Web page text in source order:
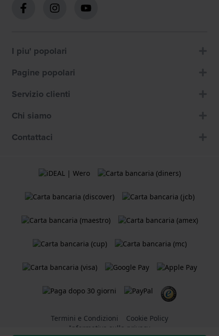
I piu' popolari
Pagine popolari
Servizio clienti
Chi siamo
Contattaci
Termini e Condizioni
Cookie Policy
Informativa sulla privacy